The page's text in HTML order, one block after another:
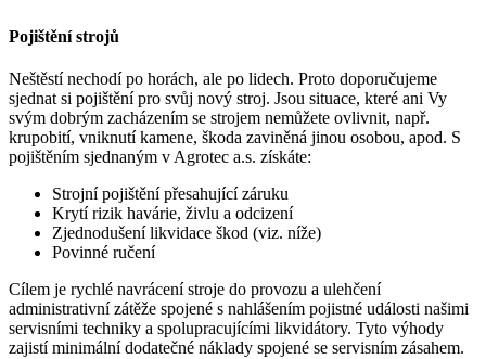
Pojištění strojů
Neštěstí nechodí po horách, ale po lidech. Proto doporučujeme
sjednat si pojištění pro svůj nový stroj. Jsou situace, které ani Vy
svým dobrým zacházením se strojem nemůžete ovlivnit, např.
krupobití, vniknutí kamene, škoda zaviněná jinou osobou, apod. S
pojištěním sjednaným v Agrotec a.s. získáte:
Strojní pojištění přesahující záruku
Krytí rizik havárie, živlu a odcizení
Zjednodušení likvidace škod (viz. níže)
Povinné ručení
Cílem je rychlé navrácení stroje do provozu a ulehčení
administrativní zátěže spojené s nahlášením pojistné události našimi
servisními techniky a spolupracujícími likvidátory. Tyto výhody
zajistí minimální dodatečné náklady spojené se servisním zásahem.